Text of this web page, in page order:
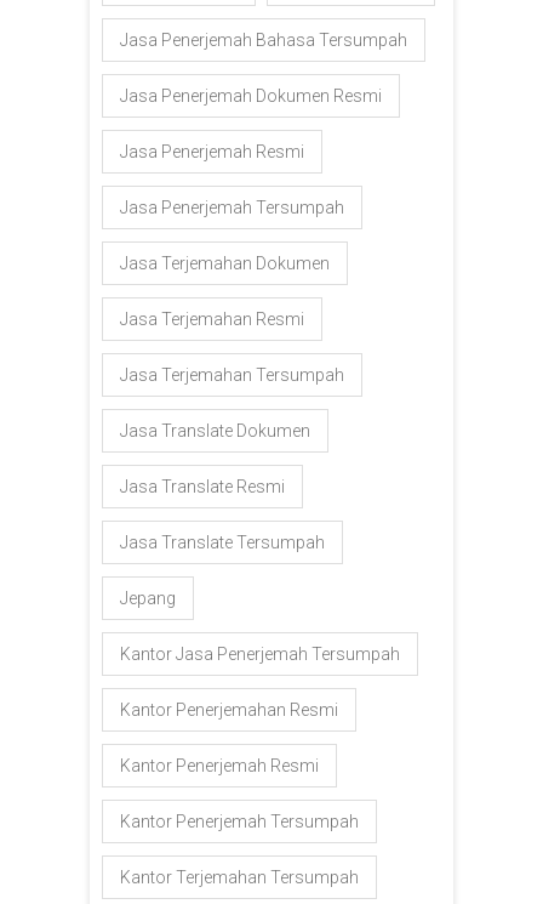
Jasa Penerjemah Bahasa Tersumpah
Jasa Penerjemah Dokumen Resmi
Jasa Penerjemah Resmi
Jasa Penerjemah Tersumpah
Jasa Terjemahan Dokumen
Jasa Terjemahan Resmi
Jasa Terjemahan Tersumpah
Jasa Translate Dokumen
Jasa Translate Resmi
Jasa Translate Tersumpah
Jepang
Kantor Jasa Penerjemah Tersumpah
Kantor Penerjemahan Resmi
Kantor Penerjemah Resmi
Kantor Penerjemah Tersumpah
Kantor Terjemahan Tersumpah